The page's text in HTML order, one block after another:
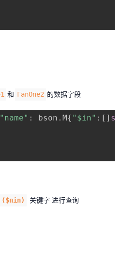
和 FanOne2 的数据字段
"name" : bson . M{ "$in" : [ ]
($nin) 关键字 进行查询